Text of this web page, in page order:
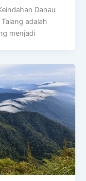
Danau
adalah
menjadi